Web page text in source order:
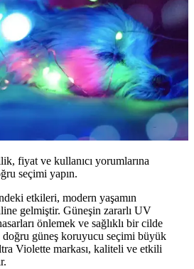
fiyat ve kullanıcı yorumlarına
seçimi yapın.
etkileri, modern yaşamın
gelmiştir. Güneşin zararlı UV
önlemek ve sağlıklı bir cilde
güneş koruyucu seçimi büyük
Violette markası, kaliteli ve etkili